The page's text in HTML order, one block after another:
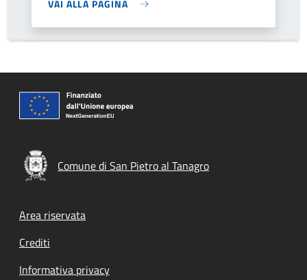
VAI ALLA PAGINA
Comune di San Pietro al Tanagro
Footer menu
Area riservata
Crediti
Informativa privacy